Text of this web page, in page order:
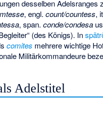
desselben Adelsranges
, engl.count/countess,
, span.conde/condesa
(des Königs). In
comites mehrere wichtige
Militärkommandeure
Adelstitel